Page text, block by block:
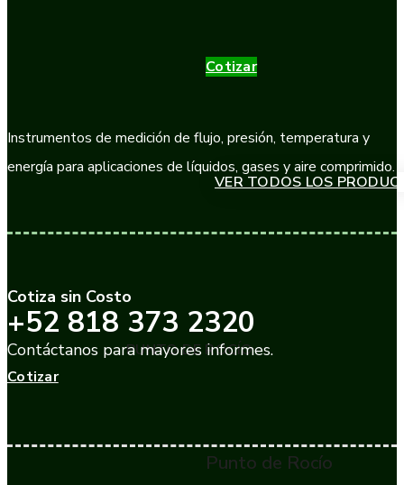
Cotizar
VER TODOS LOS
PUNTO DE ROCÍO
Punto de Rocío
Instrumentos de medición de flujo, presión, temperatura y
energía para aplicaciones de líquidos, gases y aire comprimido.
Cotiza sin Costo
+52 818 373 2320
Contáctanos para mayores informes.
Cotizar